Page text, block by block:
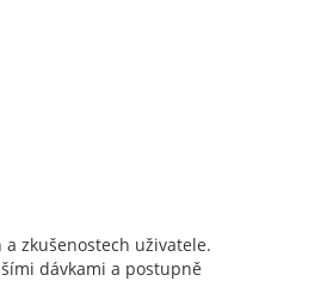
zkušenostech uživatele.
dávkami a postupně